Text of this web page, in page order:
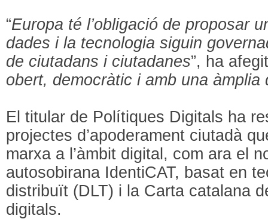
“Europa té l’obligació de proposar
dades i la tecnologia siguin
de ciutadans i ciutadanes”, ha
obert, democràtic i amb una àmplia
El titular de Polítiques Digitals ha
projectes d’apoderament ciutadà
marxa a l’àmbit digital, com ara el
autosobirana IdentiCAT, basat en
distribuït (DLT) i la Carta catalana
digitals.